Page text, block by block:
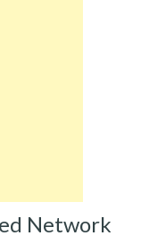
Network